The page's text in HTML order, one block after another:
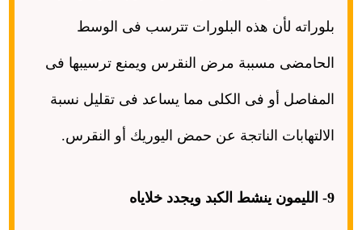
بلوراته لأن هذه البلورات تترسب فى الوسط
الحامضى مسببة مرض النقرس ويمنع ترسيبها فى
المفاصل أو فى الكلى مما يساعد فى تقليل نسبة
الالتهابات الناتجة عن حمض اليوريك أو النقرس.
9- الليمون ينشط الكبد ويجدد خلاياه